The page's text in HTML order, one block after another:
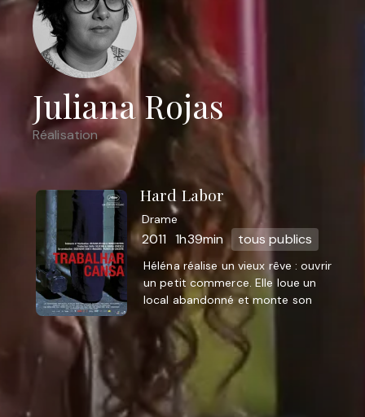
Juliana Rojas
Réalisation
Hard Labor
Drame
2011 1h39min tous publics
Héléna réalise un vieux rêve : ouvrir
un petit commerce. Elle loue un
local abandonné et monte son
affaire. Mais son mari Otávio perd
subitement son travail ...